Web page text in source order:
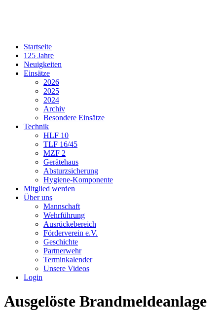
Startseite
125 Jahre
Neuigkeiten
Einsätze
2026
2025
2024
Archiv
Besondere Einsätze
Technik
HLF 10
TLF 16/45
MZF 2
Gerätehaus
Absturzsicherung
Hygiene-Komponente
Mitglied werden
Über uns
Mannschaft
Wehrführung
Ausrückebereich
Förderverein e.V.
Geschichte
Partnerwehr
Terminkalender
Unsere Videos
Login
Ausgelöste Brandmeldeanlage